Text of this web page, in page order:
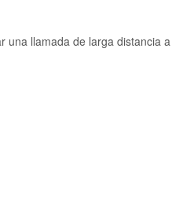
llamada de larga distancia